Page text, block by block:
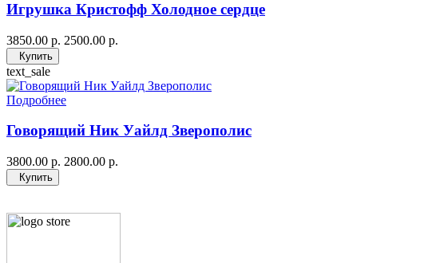
Игрушка Кристофф Холодное сердце
3850.00 р. 2500.00 р.
Купить
text_sale
Подробнее
Говорящий Ник Уайлд Зверополис
3800.00 р. 2800.00 р.
Купить